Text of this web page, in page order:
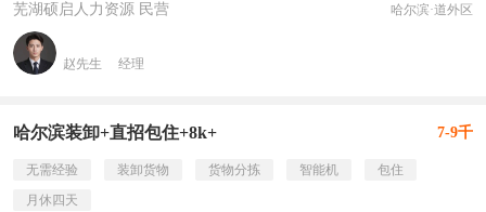
芜湖硕启人力资源 民营 哈尔滨·道外区
赵先生 经理
哈尔滨装卸+直招包住+8k+ 7-9千
无需经验 装卸货物 货物分拣 智能机
包住
月休四天